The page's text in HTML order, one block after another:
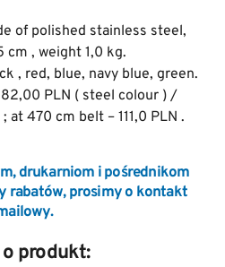
of polished stainless steel,
cm , weight 1,0 kg.
, red, blue, navy blue, green.
PLN ( steel colour ) /
470 cm belt – 111,0 PLN .
drukarniom i pośrednikom
rabatów, prosimy o kontakt
produkt: